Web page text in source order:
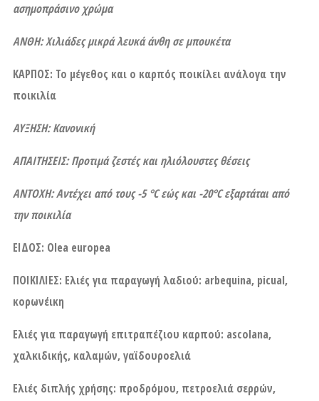
ασημοπράσινο χρώμα
ΑΝΘΗ: Χιλιάδες μικρά λευκά άνθη σε μπουκέτα
ΚΑΡΠΟΣ: Το μέγεθος και ο καρπός ποικίλει ανάλογα την
ποικιλία
ΑΥΞΗΣΗ: Κανονική
ΑΠΑΙΤΗΣΕΙΣ: Προτιμά ζεστές και ηλιόλουστες θέσεις
ΑΝΤΟΧΗ: Αντέχει από τους -5 °C εώς και -20°C εξαρτάται από
την ποικιλία
ΕΙΔΟΣ: Olea europea
ΠΟΙΚΙΛΙΕΣ: Ελιές για παραγωγή λαδιού: arbequina, picual,
κορωνέικη
Ελιές για παραγωγή επιτραπέζιου καρπού: ascolana,
χαλκιδικής, καλαμών, γαϊδουροελιά
Ελιές διπλής χρήσης: προδρόμου, πετροελιά σερρών,